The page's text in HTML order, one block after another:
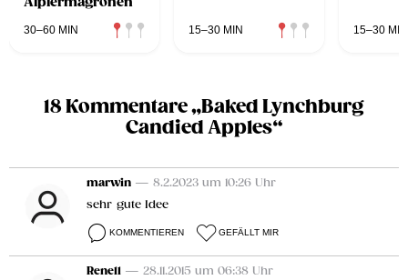
30–60 MIN 15–30 MIN 15–30 MIN
18 Kommentare „Baked Lynchburg
Candied Apples“
marwin — 8.2.2023 um 10:26 Uhr
sehr gute Idee
KOMMENTIEREN GEFÄLLT MIR
Rene11 — 28.11.2015 um 06:38 Uhr